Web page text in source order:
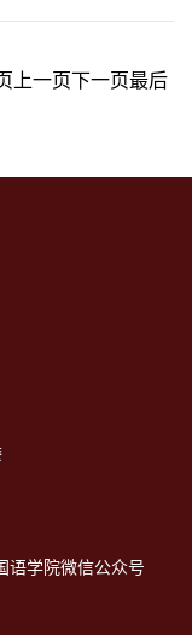
上一页下一页最后
语学院微信公众号